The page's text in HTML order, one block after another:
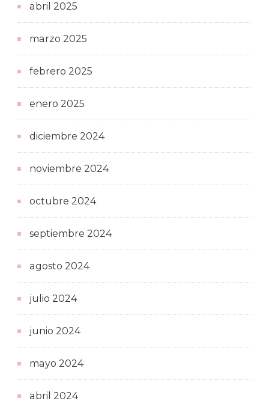
abril 2025
marzo 2025
febrero 2025
enero 2025
diciembre 2024
noviembre 2024
octubre 2024
septiembre 2024
agosto 2024
julio 2024
junio 2024
mayo 2024
abril 2024